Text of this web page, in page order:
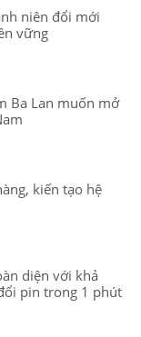
niên đổi mới
vững
Ba Lan muốn mở
kiến tạo hệ
diện với khả
pin trong 1 phút